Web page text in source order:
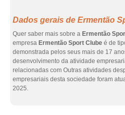
Dados gerais de Ermentão
Quer saber mais sobre a Ermentão
empresa Ermentão Sport Clube é de
demonstrada pelos seus mais de 17
desenvolvimento da atividade
relacionadas com Outras atividades
empresariais desta sociedade foram
2025.